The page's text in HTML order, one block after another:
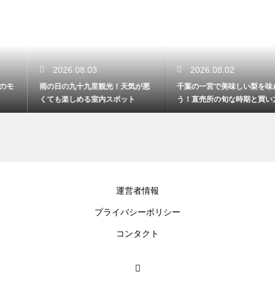
2026.08.03
雨の日の九十九里観光！天気が悪
くても楽しめる室内スポット
2026.08.02
千葉の一宮で美味しい梨を味わ
う！直売所の旬な時期と買い方
運営者情報
プライバシーポリシー
コンタクト